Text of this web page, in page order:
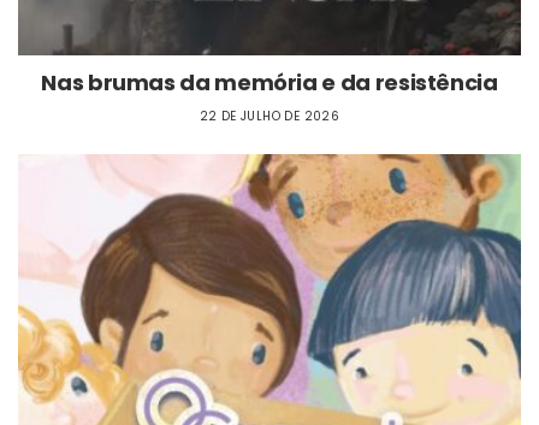
Nas brumas da memória e da resistência
22 DE JULHO DE 2026